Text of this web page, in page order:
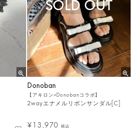
Donoban
【アキロン×Donobanコラボ】
2wayエナメルリボンサンダル[C]
¥13,970 税込
SOLD OUT